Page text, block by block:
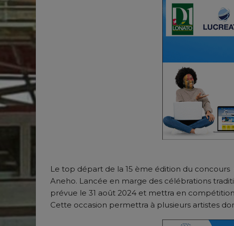
Le top départ de la 15 ème édition du concours
Aneho. Lancée en marge des célébrations
prévue le 31 août 2024 et mettra en
Cette occasion permettra à plusieurs artistes